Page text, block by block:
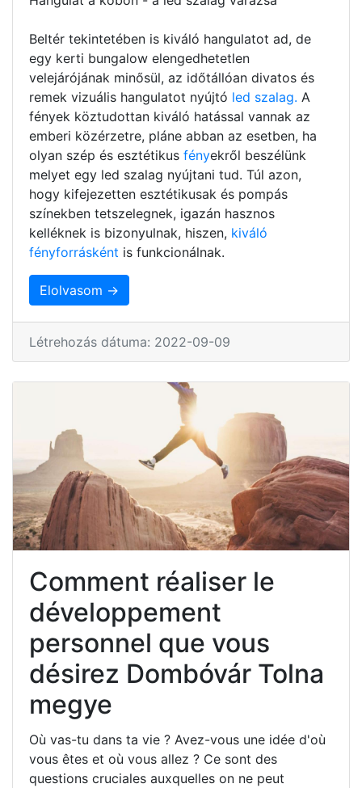
Beltér tekintetében is kiváló hangulatot ad, de
egy kerti bungalow elengedhetetlen
velejárójának minősül, az időtállóan divatos és
remek vizuális hangulatot nyújtó led szalag. A
fények köztudottan kiváló hatással vannak az
emberi közérzetre, pláne abban az esetben, ha
olyan szép és esztétikus fényekről beszélünk
melyet egy led szalag nyújtani tud. Túl azon,
hogy kifejezetten esztétikusak és pompás
színekben tetszelegnek, igazán hasznos
kelléknek is bizonyulnak, hiszen, kiváló
fényforrásként is funkcionálnak.
Elolvasom →
Létrehozás dátuma: 2022-09-09
Comment réaliser le
développement
personnel que vous
désirez Dombóvár Tolna
megye
Où vas-tu dans ta vie ? Avez-vous une idée d'où
vous êtes et où vous allez ? Ce sont des
questions cruciales auxquelles on ne peut